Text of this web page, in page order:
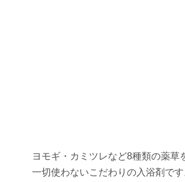
ヨモギ・カミツレなど8種類の薬
一切使わないこだわりの入浴剤です